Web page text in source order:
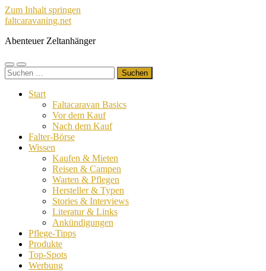
Zum Inhalt springen
faltcaravaning.net
Abenteuer Zeltanhänger
Mobile-
Menü
Suchfeld
ein-/ausblenden
Suchen
nach:
Start
Faltacaravan Basics
Vor dem Kauf
Nach dem Kauf
Falter-Börse
Wissen
Kaufen & Mieten
Reisen & Campen
Warten & Pflegen
Hersteller & Typen
Stories & Interviews
Literatur & Links
Ankündigungen
Pflege-Tipps
Produkte
Top-Spots
Werbung